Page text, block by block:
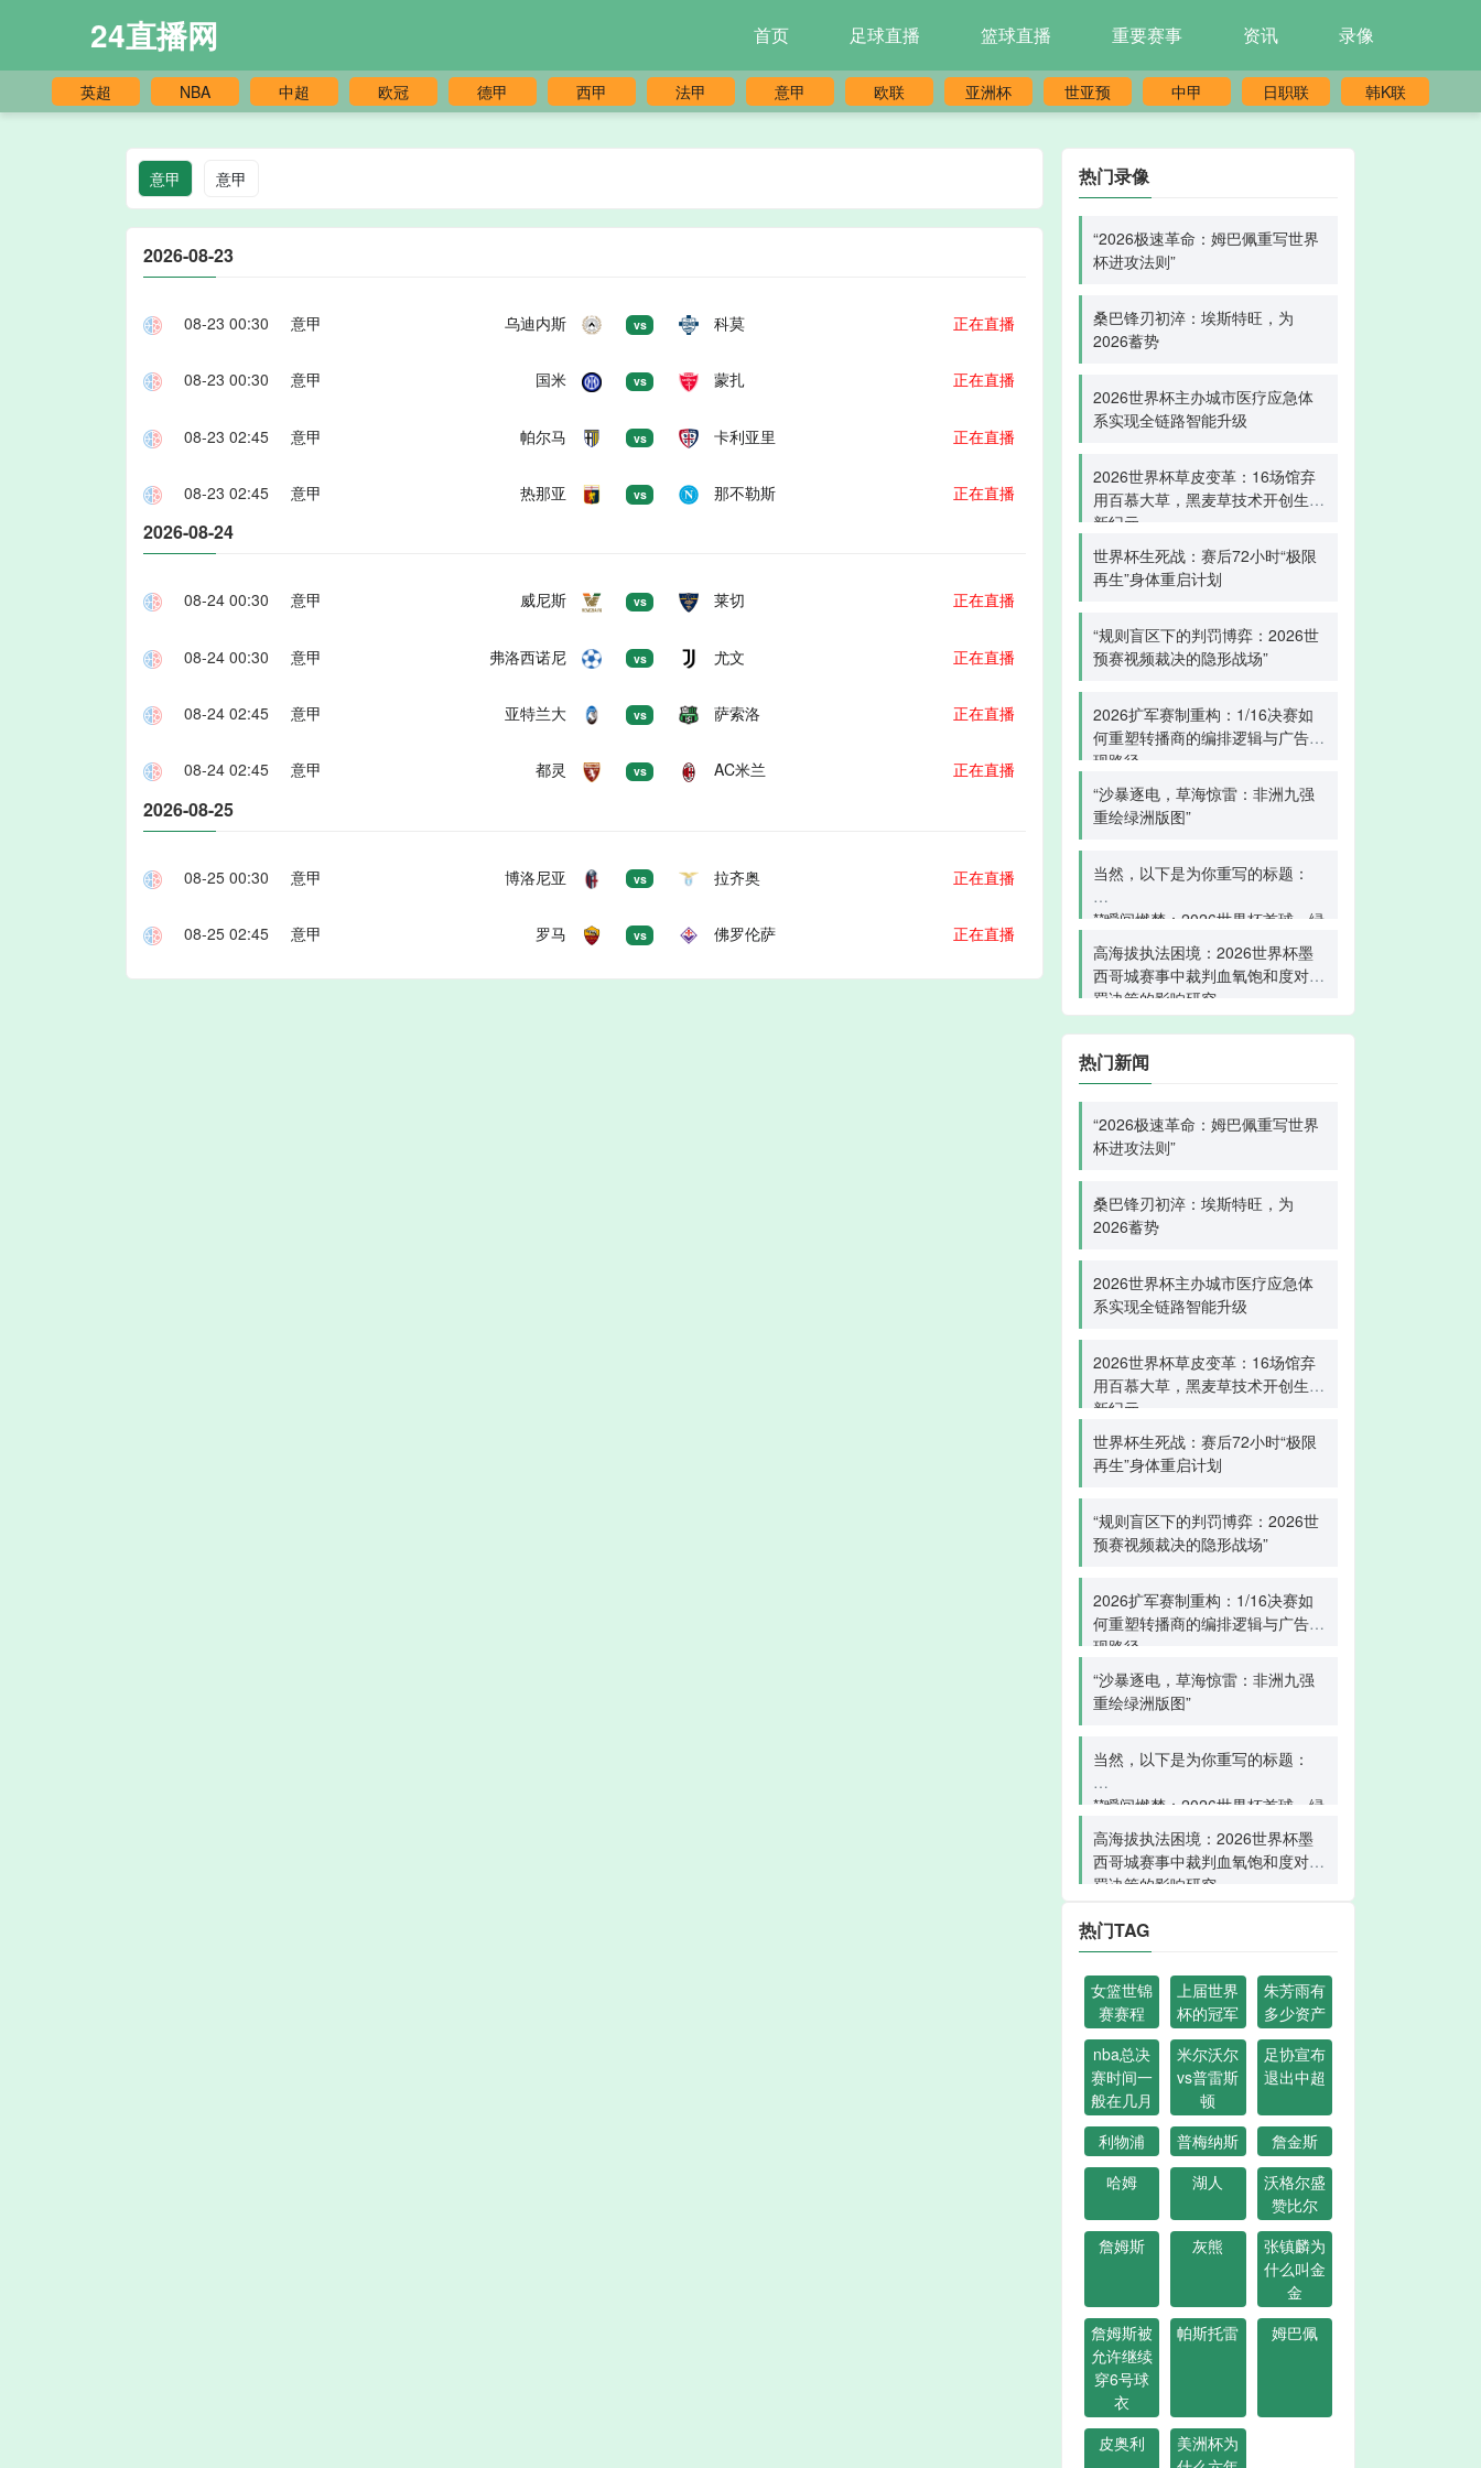
24直播网 首页 足球直播 篮球直播 重要赛事 资讯 录像
英超 NBA 中超 欧冠 德甲 西甲 法甲 意甲 欧联 亚洲杯 世亚预 中甲 日职联 韩K联
意甲 意甲
2026-08-23
08-23 00:30 意甲 乌迪内斯 vs 科莫 正在直播
08-23 00:30 意甲 国米 vs 蒙扎 正在直播
08-23 02:45 意甲 帕尔马 vs 卡利亚里 正在直播
08-23 02:45 意甲 热那亚 vs 那不勒斯 正在直播
2026-08-24
08-24 00:30 意甲 威尼斯 vs 莱切 正在直播
08-24 00:30 意甲 弗洛西诺尼 vs 尤文 正在直播
08-24 02:45 意甲 亚特兰大 vs 萨索洛 正在直播
08-24 02:45 意甲 都灵 vs AC米兰 正在直播
2026-08-25
08-25 00:30 意甲 博洛尼亚 vs 拉齐奥 正在直播
08-25 02:45 意甲 罗马 vs 佛罗伦萨 正在直播
热门录像
“2026极速革命：姆巴佩重写世界
杯进攻法则”
桑巴锋刃初淬：埃斯特旺，为
2026蓄势
2026世界杯主办城市医疗应急体
系实现全链路智能升级
2026世界杯草皮变革：16场馆弃
用百慕大草，黑麦草技术开创生态
新纪元
世界杯生死战：赛后72小时“极限
再生”身体重启计划
“规则盲区下的判罚博弈：2026世
预赛视频裁决的隐形战场”
2026扩军赛制重构：1/16决赛如
何重塑转播商的编排逻辑与广告变
现路径
“沙暴逐电，草海惊雷：非洲九强
重绘绿洲版图”
当然，以下是为你重写的标题：
**瞬间燃梦：2026世界杯首球，绿
茵史诗的序章**
高海拔执法困境：2026世界杯墨
西哥城赛事中裁判血氧饱和度对判
罚决策的影响研究
热门新闻
“2026极速革命：姆巴佩重写世界
杯进攻法则”
桑巴锋刃初淬：埃斯特旺，为
2026蓄势
2026世界杯主办城市医疗应急体
系实现全链路智能升级
2026世界杯草皮变革：16场馆弃
用百慕大草，黑麦草技术开创生态
新纪元
世界杯生死战：赛后72小时“极限
再生”身体重启计划
“规则盲区下的判罚博弈：2026世
预赛视频裁决的隐形战场”
2026扩军赛制重构：1/16决赛如
何重塑转播商的编排逻辑与广告变
现路径
“沙暴逐电，草海惊雷：非洲九强
重绘绿洲版图”
当然，以下是为你重写的标题：
**瞬间燃梦：2026世界杯首球，绿
茵史诗的序章**
高海拔执法困境：2026世界杯墨
西哥城赛事中裁判血氧饱和度对判
罚决策的影响研究
热门TAG
女篮世锦
赛赛程
上届世界
杯的冠军
朱芳雨有
多少资产
nba总决
赛时间一
般在几月
米尔沃尔
vs普雷斯
顿
足协宣布
退出中超
利物浦 普梅纳斯
詹金斯
哈姆
湖人
沃格尔盛
赞比尔
詹姆斯
灰熊
张镇麟为
什么叫金
金
詹姆斯被
允许继续
穿6号球
衣
帕斯托雷 姆巴佩
皮奥利
美洲杯为